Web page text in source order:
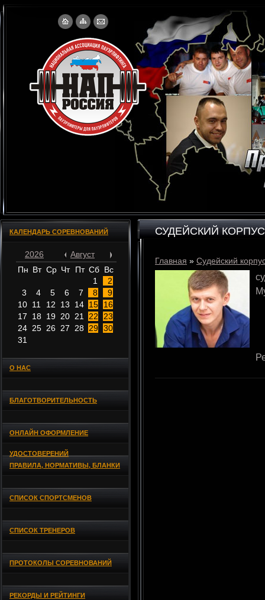
КАЛЕНДАРЬ СОРЕВНОВАНИЙ
2026
Август
Пн Вт Ср Чт Пт Сб Вс
1
2
3
4 5 6 7 8
9
10 11 12 13 14 15
16
17
18 19 20 21 22
23
24 25 26 27 28 29 30
31
О НАС
БЛАГОТВОРИТЕЛЬНОСТЬ
ОНЛАЙН ОФОРМЛЕНИЕ
УДОСТОВЕРЕНИЙ
ПРАВИЛА, НОРМАТИВЫ, БЛАНКИ
СПИСОК СПОРТСМЕНОВ
СПИСОК ТРЕНЕРОВ
ПРОТОКОЛЫ СОРЕВНОВАНИЙ
РЕКОРДЫ И РЕЙТИНГИ
СУДЕЙСКИЙ КОРПУС
Главная » Судейский